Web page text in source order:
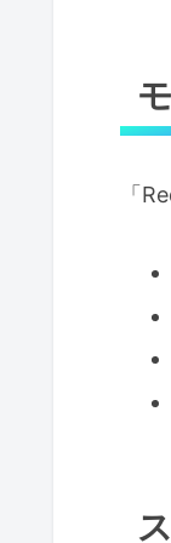
「